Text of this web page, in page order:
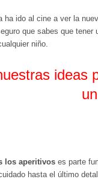
ha ido al cine a ver la
que sabes que
niño.
ideas
los aperitivos es parte
hasta el último